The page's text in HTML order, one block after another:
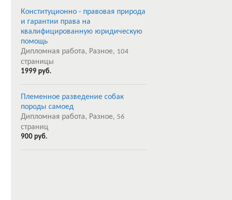
Конституционно - правовая природа
и гарантии права на
квалифицированную юридическую
помощь
Дипломная работа, Разное, 104
страницы
1999 руб.
Племенное разведение собак
породы самоед
Дипломная работа, Разное, 56
страниц
900 руб.